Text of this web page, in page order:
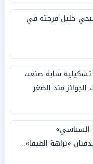
خليل فرحته في
تشكيلية شابة صنعت
منذ الصغر
السياسي»
«نزاهة الفيفا»..